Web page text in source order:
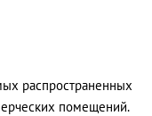
распространенных
помещений.